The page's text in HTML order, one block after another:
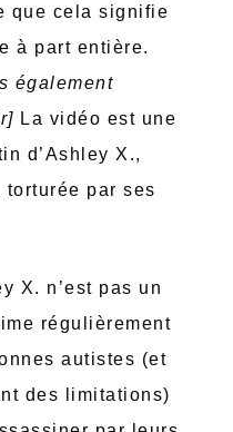
que cela signifie
à part entière.
également
La vidéo est une
d’Ashley X.,
par ses
X. n’est pas un
régulièrement
autistes (et
des limitations)